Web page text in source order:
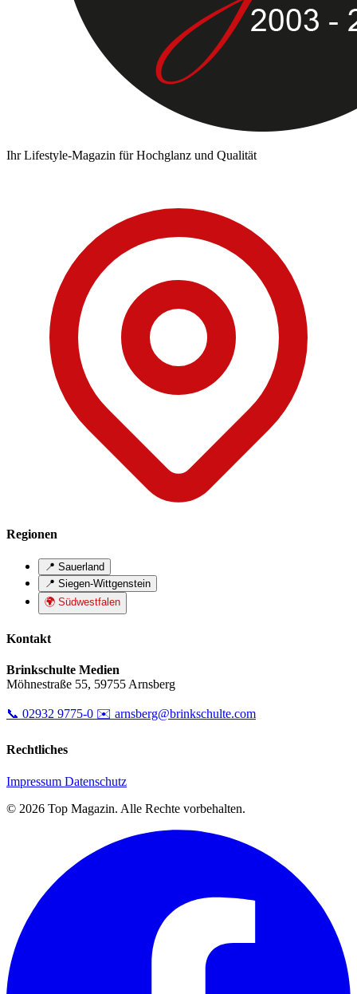
Ihr Lifestyle-Magazin für Hochglanz und Qualität
Regionen
📍 Sauerland
📍 Siegen-Wittgenstein
🌍 Südwestfalen
Kontakt
Brinkschulte Medien
Möhnestraße 55, 59755 Arnsberg
📞 02932 9775-0 ✉️ arnsberg@brinkschulte.com
Rechtliches
Impressum Datenschutz
© 2026 Top Magazin. Alle Rechte vorbehalten.